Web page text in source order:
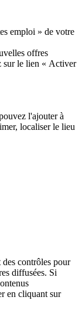
emploi » de votre
offres
sur le lien « Activer
l'ajouter à
localiser le lieu
contrôles pour
diffusées. Si
en cliquant sur